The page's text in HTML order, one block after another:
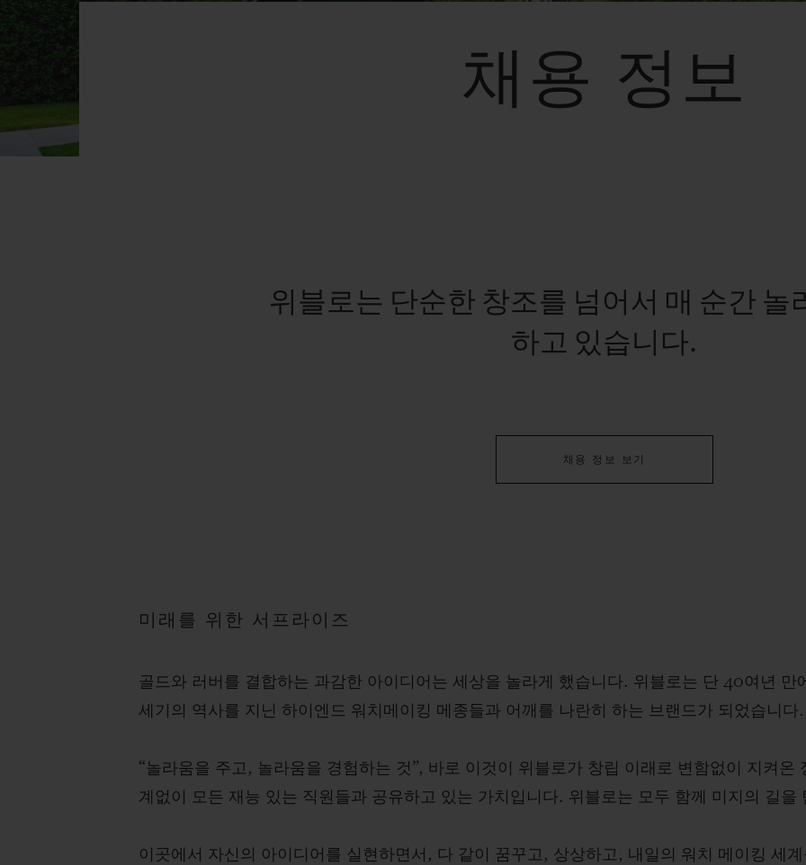
채용 정보
위블로는 단순한 창조를 넘어서 매 순간 놀
하고 있습니다.
채용 정보 보기
미래를 위한 서프라이즈
골드와 러버를 결합하는 과감한 아이디어는 세상을 놀라게 했습니다. 위블로는 단 40여년 만
세기의 역사를 지닌 하이엔드 워치메이킹 메종들과 어깨를 나란히 하는 브랜드가 되었습니다.
“놀라움을 주고, 놀라움을 경험하는 것”, 바로 이것이 위블로가 창립 이래로 변함없이 지켜온
계없이 모든 재능 있는 직원들과 공유하고 있는 가치입니다. 위블로는 모두 함께 미지의 길을
이곳에서 자신의 아이디어를 실현하면서, 다 같이 꿈꾸고, 상상하고, 내일의 워치 메이킹 세
예상 배송일 무료 배송 & 반품 안전한 결제